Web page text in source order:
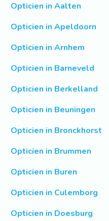
Opticien in Aalten
Opticien in Apeldoorn
Opticien in Arnhem
Opticien in Barneveld
Opticien in Berkelland
Opticien in Beuningen
Opticien in Bronckhorst
Opticien in Brummen
Opticien in Buren
Opticien in Culemborg
Opticien in Doesburg